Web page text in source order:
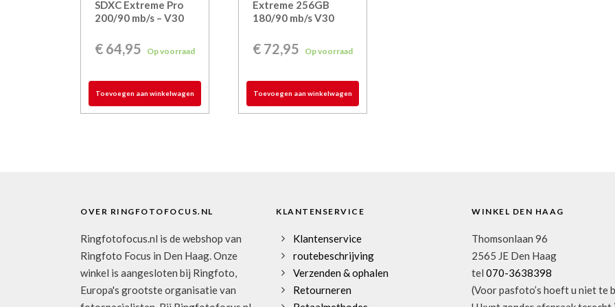
SDXC Extreme Pro
200/90 mb/s – V30
€ 64,95 Op voorraad
Toevoegen aan winkelwagen
Extreme 256GB
180/90 mb/s V30
€ 72,95 Op voorraad
Toevoegen aan winkelwagen
OVER RINGFOTOFOCUS.NL
Ringfotofocus.nl is de webshop van
Ringfoto Focus in Den Haag. Onze
winkel is aangesloten bij Ringfoto,
Europa's grootste organisatie van
KLANTENSERVICE
Klantenservice
routebeschrijving
Verzenden & ophalen
Retourneren
WINKEL DEN HAAG
Thomsonlaan 96
2565 JE Den Haag
tel 070-3638398
(Voor pasfoto’s hoeft u niet te